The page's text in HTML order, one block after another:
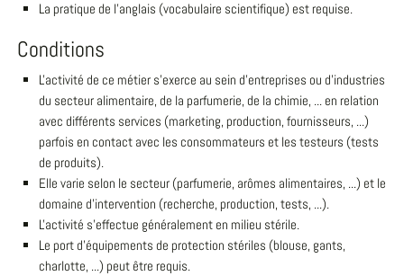
La pratique de l'anglais (vocabulaire scientifique) est requise.
Conditions
L'activité de ce métier s'exerce au sein d'entreprises ou d'industries
du secteur alimentaire, de la parfumerie, de la chimie, ... en relation
avec différents services (marketing, production, fournisseurs, ...)
parfois en contact avec les consommateurs et les testeurs (tests
de produits).
Elle varie selon le secteur (parfumerie, arômes alimentaires, ...) et le
domaine d'intervention (recherche, production, tests, ...).
L'activité s'effectue généralement en milieu stérile.
Le port d'équipements de protection stériles (blouse, gants,
charlotte, ...) peut être requis.